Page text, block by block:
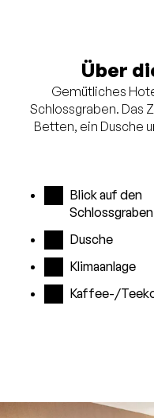
Über
Gemütliches
Schlossgraben. Das
Betten, ein Dusche
Blick auf den
Schlossgraben
Dusche
Klimaanlage
Kaffee-/